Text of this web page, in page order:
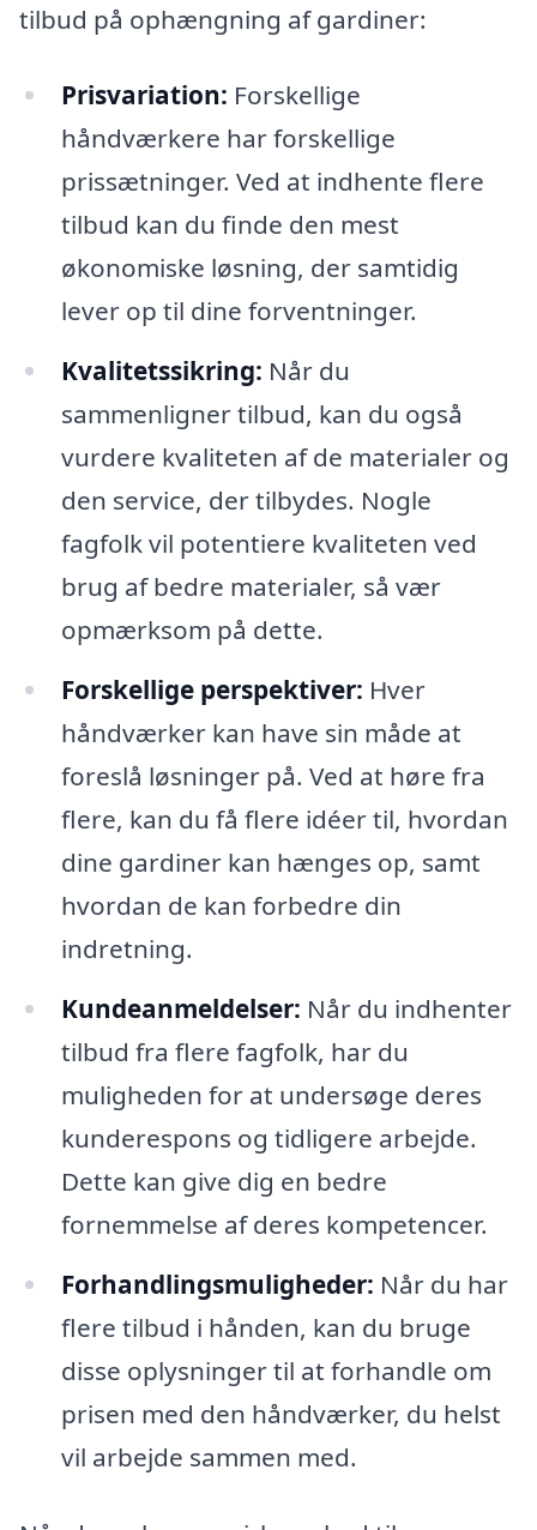
tilbud på ophængning af gardiner:
Prisvariation: Forskellige
håndværkere har forskellige
prissætninger. Ved at indhente flere
tilbud kan du finde den mest
økonomiske løsning, der samtidig
lever op til dine forventninger.
Kvalitetssikring: Når du
sammenligner tilbud, kan du også
vurdere kvaliteten af de materialer og
den service, der tilbydes. Nogle
fagfolk vil potentiere kvaliteten ved
brug af bedre materialer, så vær
opmærksom på dette.
Forskellige perspektiver: Hver
håndværker kan have sin måde at
foreslå løsninger på. Ved at høre fra
flere, kan du få flere idéer til, hvordan
dine gardiner kan hænges op, samt
hvordan de kan forbedre din
indretning.
Kundeanmeldelser: Når du indhenter
tilbud fra flere fagfolk, har du
muligheden for at undersøge deres
kunderespons og tidligere arbejde.
Dette kan give dig en bedre
fornemmelse af deres kompetencer.
Forhandlingsmuligheder: Når du har
flere tilbud i hånden, kan du bruge
disse oplysninger til at forhandle om
prisen med den håndværker, du helst
vil arbejde sammen med.